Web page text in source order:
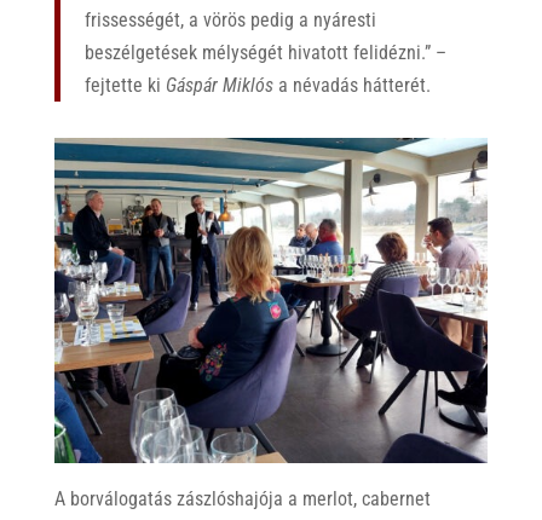
frissességét, a vörös pedig a nyáresti
beszélgetések mélységét hivatott felidézni.” –
fejtette ki Gáspár Miklósa névadás hátterét.
A borválogatás zászlóshajója a merlot, cabernet